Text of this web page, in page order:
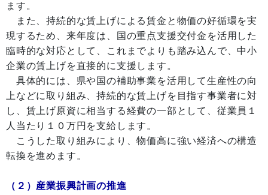
ます。
また、持続的な賃上げによる賃金と物価の好循環を実
現するため、来年度は、国の重点支援交付金を活用した
臨時的な対応として、これまでよりも踏み込んで、中小
企業の賃上げを直接的に支援します。
具体的には、県や国の補助事業を活用して生産性の向
上などに取り組み、持続的な賃上げを目指す事業者に対
し、賃上げ原資に相当する経費の一部として、従業員１
人当たり１０万円を支給します。
こうした取り組みにより、物価高に強い経済への構造
転換を進めます。
（２）産業振興計画の推進